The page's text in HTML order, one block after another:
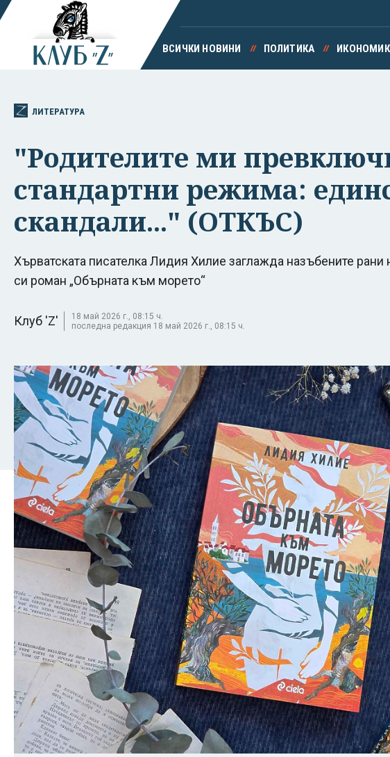
ВСИЧКИ НОВИНИ ПОЛИТИКА
ЛИТЕРАТУРА
"Родителите ми
стандартни режима:
скандали..." (ОТКЪС)
Хърватската писателка Лидия Хилие заглажда назъбените
си роман „Обърната към морето“
Клуб 'Z'
18 май 2026 г., 08:15 ч.
последна редакция 18 май 2026 г., 08:15 ч.